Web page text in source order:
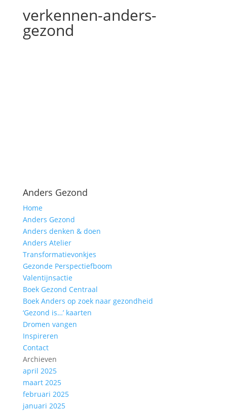
verkennen-anders-
gezond
Anders Gezond
Home
Anders Gezond
Anders denken & doen
Anders Atelier
Transformatievonkjes
Gezonde Perspectiefboom
Valentijnsactie
Boek Gezond Centraal
Boek Anders op zoek naar gezondheid
‘Gezond is…’ kaarten
Dromen vangen
Inspireren
Contact
Archieven
april 2025
maart 2025
februari 2025
januari 2025